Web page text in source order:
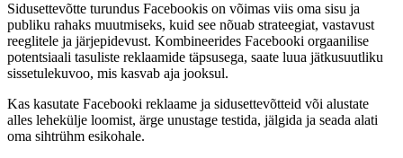
Sidusettevõtte turundus Facebookis on võimas viis oma sisu ja
publiku rahaks muutmiseks, kuid see nõuab strateegiat, vastavust
reeglitele ja järjepidevust. Kombineerides Facebooki orgaanilise
potentsiaali tasuliste reklaamide täpsusega, saate luua jätkusuutliku
sissetulekuvoo, mis kasvab aja jooksul.
Kas kasutate Facebooki reklaame ja sidusettevõtteid või alustate
alles lehekülje loomist, ärge unustage testida, jälgida ja seada alati
oma sihtrühm esikohale.